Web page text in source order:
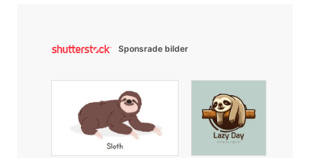
Sponsrade bilder